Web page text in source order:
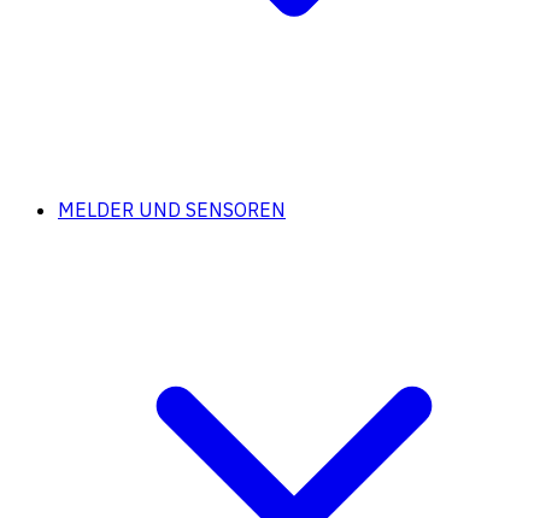
MELDER UND SENSOREN